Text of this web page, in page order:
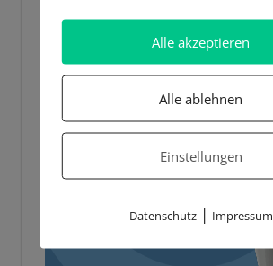
Alle akzeptieren
Alle ablehnen
Einstellungen
Datenschutz| Impressum